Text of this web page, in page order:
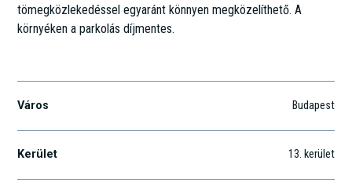
tömegközlekedéssel egyaránt könnyen megközelíthető. A
környéken a parkolás díjmentes.
Város Budapest
Kerület 13. kerület